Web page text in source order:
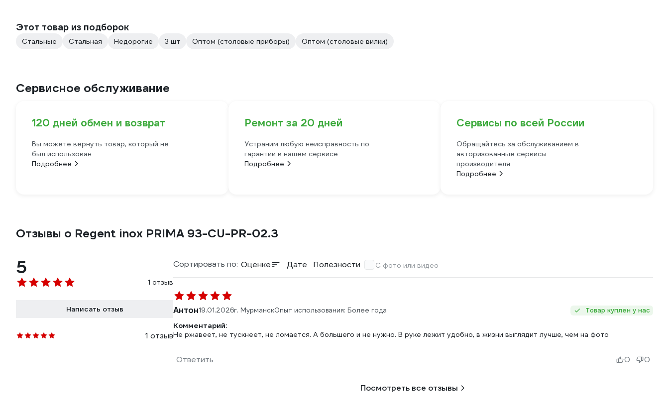
Этот товар из подборок
Стальные Стальная Недорогие 3 шт Оптом (столовые приборы) Оптом (столовые вилки)
Сервисное обслуживание
120 дней обмен и возврат
Вы можете вернуть товар, который не
был использован
Подробнее
Ремонт за 20 дней
Устраним любую неисправность по
гарантии в нашем сервисе
Подробнее
Сервисы по всей России
Обращайтесь за обслуживанием в
авторизованные сервисы
производителя
Подробнее
Отзывы о Regent inox PRIMA 93-CU-PR-02.3
5
1 отзыв
Написать отзыв
1 отзыв
Сортировать по: Оценке Дате Полезности С фото или видео
Антон19.01.2026г. МурманскОпыт использования: Более года Товар куплен у нас
Комментарий:
Не ржавеет, не тускнеет, не ломается. А большего и не нужно. В руке лежит удобно, в жизни выглядит лучше, чем на фото
Ответить 0 0
Посмотреть все отзывы